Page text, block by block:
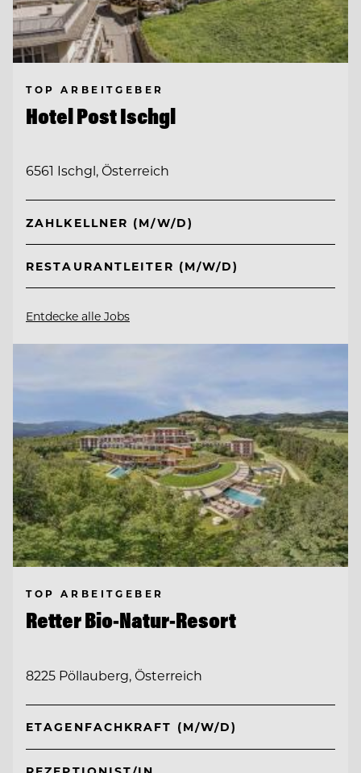
TOP ARBEITGEBER
Hotel Post Ischgl
6561 Ischgl, Österreich
ZAHLKELLNER (M/W/D)
RESTAURANTLEITER (M/W/D)
Entdecke alle Jobs
TOP ARBEITGEBER
Retter Bio-Natur-Resort
8225 Pöllauberg, Österreich
ETAGENFACHKRAFT (M/W/D)